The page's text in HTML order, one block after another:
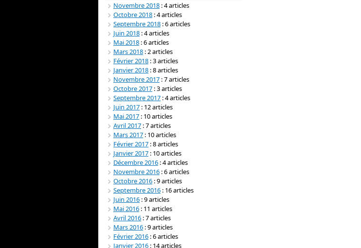
Novembre 2018 : 4 articles
Octobre 2018 : 4 articles
Septembre 2018 : 6 articles
Juin 2018 : 4 articles
Mai 2018 : 6 articles
Mars 2018 : 2 articles
Février 2018 : 3 articles
Janvier 2018 : 8 articles
Novembre 2017 : 7 articles
Octobre 2017 : 3 articles
Septembre 2017 : 4 articles
Juin 2017 : 12 articles
Mai 2017 : 10 articles
Avril 2017 : 7 articles
Mars 2017 : 10 articles
Février 2017 : 8 articles
Janvier 2017 : 10 articles
Décembre 2016 : 4 articles
Novembre 2016 : 6 articles
Octobre 2016 : 9 articles
Septembre 2016 : 16 articles
Juin 2016 : 9 articles
Mai 2016 : 11 articles
Avril 2016 : 7 articles
Mars 2016 : 9 articles
Février 2016 : 6 articles
Janvier 2016 : 14 articles